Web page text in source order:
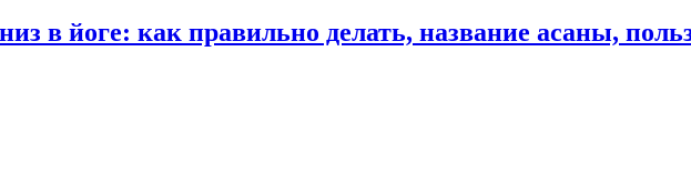
в йоге: как правильно делать, название асаны,